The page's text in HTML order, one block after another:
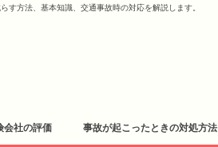
す方法、基本知識、交通事故時の対応を解説します。
会社の評価 事故が起こったときの対処方法